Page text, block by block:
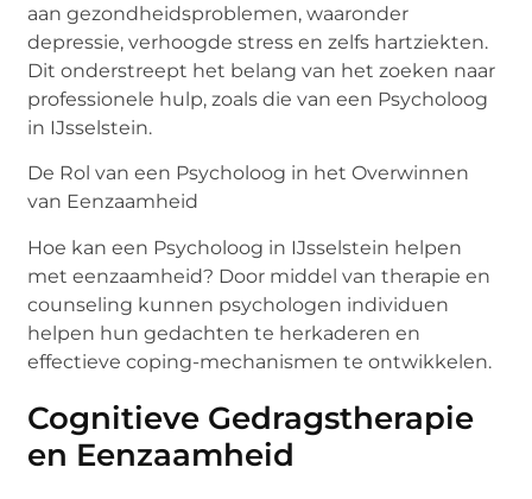
aan gezondheidsproblemen, waaronder
depressie, verhoogde stress en zelfs hartziekten.
Dit onderstreept het belang van het zoeken naar
professionele hulp, zoals die van een Psycholoog
in IJsselstein.
De Rol van een Psycholoog in het Overwinnen
van Eenzaamheid
Hoe kan een Psycholoog in IJsselstein helpen
met eenzaamheid? Door middel van therapie en
counseling kunnen psychologen individuen
helpen hun gedachten te herkaderen en
effectieve coping-mechanismen te ontwikkelen.
Cognitieve Gedragstherapie
en Eenzaamheid